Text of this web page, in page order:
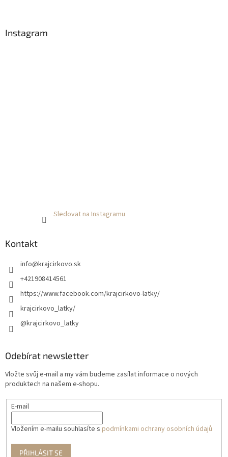
Instagram
Sledovat na Instagramu
Kontakt
info@krajcirkovo.sk
+421908414561
https://www.facebook.com/krajcirkovo-latky/
krajcirkovo_latky/
@krajcirkovo_latky
Odebírat newsletter
Vložte svůj e-mail a my vám budeme zasílat informace o nových
produktech na našem e-shopu.
E-mail
Vložením e-mailu souhlasíte s podmínkami ochrany osobních údajů
PŘIHLÁSIT SE